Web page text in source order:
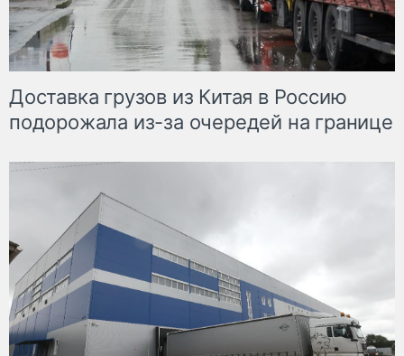
Доставка грузов из Китая в Россию
подорожала из-за очередей на границе